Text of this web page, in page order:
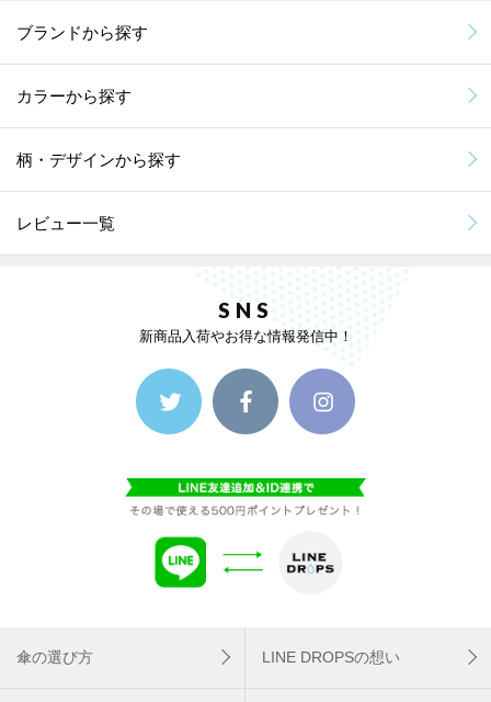
ブランドから探す
カラーから探す
柄・デザインから探す
レビュー一覧
SNS
新商品入荷やお得な情報発信中！
傘の選び方 LINE DROPSの想い